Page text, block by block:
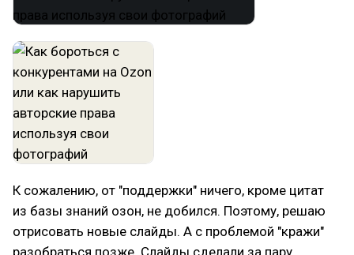
К сожалению, от "поддержки" ничего, кроме цитат
из базы знаний озон, не добился. Поэтому, решаю
отрисовать новые слайды. А с проблемой "кражи"
разобраться позже. Слайды сделали за пару